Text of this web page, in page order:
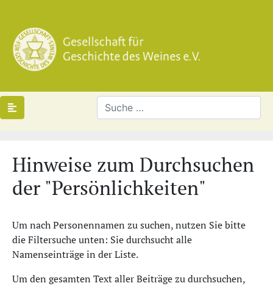
Hinweise zum Durchsuchen
der "Persönlichkeiten"
Um nach Personennamen zu suchen, nutzen Sie bitte
die Filtersuche unten: Sie durchsucht alle
Namenseinträge in der Liste.
Um den gesamten Text aller Beiträge zu durchsuchen,